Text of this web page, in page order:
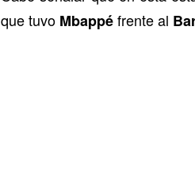
que tuvo Mbappéfrente al